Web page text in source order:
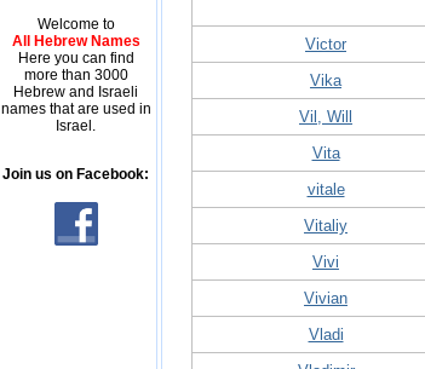
Welcome to
All Hebrew Names
Here you can find
more than 3000
Hebrew and Israeli
names that are used in
Israel.
Join us on Facebook:
Victor
Vika
Vil, Will
Vita
vitale
Vitaliy
Vivi
Vivian
Vladi